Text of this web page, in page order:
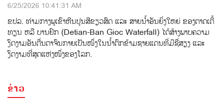
6/25/2026 10:41:31 AM
ຂປລ. ທ່າມກາງພູເຂົາຫີນປູນສີຂຽວສົດ ແລະ ສາຍນໍ້າອັນຍິ່ງໃຫຍ່ ຂອງຕາດເຕີ້
ທຽນ ຫລື ບານຢົກ (Detian-Ban Gioc Waterfall) ໄດ້ສ້າງພາບຄວາມ
ງົດງາມອັນຕື່ນຕາຈົນກາຍເປັນໜຶ່ງໃນນໍ້າຕົກຂ້າມຊາຍແດນທີ່ມີຊື່ສຽງ ແລະ
ງົດງາມທີ່ສຸດແຫ່ງໜຶ່ງຂອງໂລກ.
ຂ່າວ